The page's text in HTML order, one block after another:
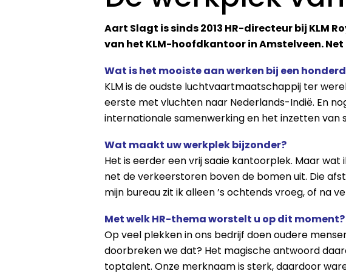
Aart Slagt is sinds 2013 HR-directeur bij KLM
van het KLM-hoofdkantoor in Amstelveen. Net
Wat is het mooiste aan werken bij een
KLM is de oudste luchtvaartmaatschappij ter
eerste met vluchten naar Nederlands-Indië. En
internationale samenwerking en het inzetten van
Wat maakt uw werkplek bijzonder?
Het is eerder een vrij saaie kantoorplek. Maar
net de verkeerstoren boven de bomen uit. Die
mijn bureau zit ik alleen ’s ochtends vroeg, of na
Met welk HR-thema worstelt u op dit moment?
Op veel plekken in ons bedrijf doen oudere
doorbreken we dat? Het magische antwoord
toptalent. Onze merknaam is sterk, daardoor